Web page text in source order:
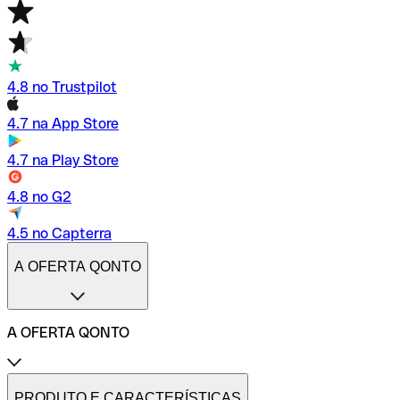
4.8 no Trustpilot
4.7 na App Store
4.7 na Play Store
4.8 no G2
4.5 no Capterra
A OFERTA QONTO
A OFERTA QONTO
Tarifas